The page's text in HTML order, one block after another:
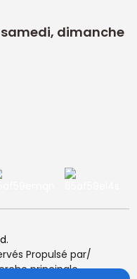
samedi, dimanche
Propulsé par/
principale